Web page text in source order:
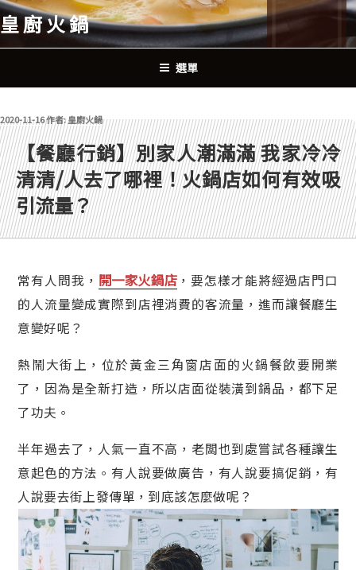
跳
至
主
內
皇廚火鍋
選單
發佈於
2020-11-16作者:皇廚火鍋
【餐廳行銷】別家人潮滿滿 我家冷冷
清清/人去了哪裡！火鍋店如何有效吸
引流量？
常有人問我， 開一家火鍋店 ，要怎樣才能將經過店門口
的人流量變成實際到店裡消費的客流量，進而讓餐廳生
意變好呢？
熱鬧大街上，位於黃金三角窗店面的火鍋餐飲要開業
了，因為是全新打造，所以店面從裝潢到鍋品，都下足
了功夫。
半年過去了，人氣一直不高，老闆也到處嘗試各種讓生
意起色的方法。有人說要做廣告，有人說要搞促銷，有
人說要去街上發傳單，到底該怎麼做呢？